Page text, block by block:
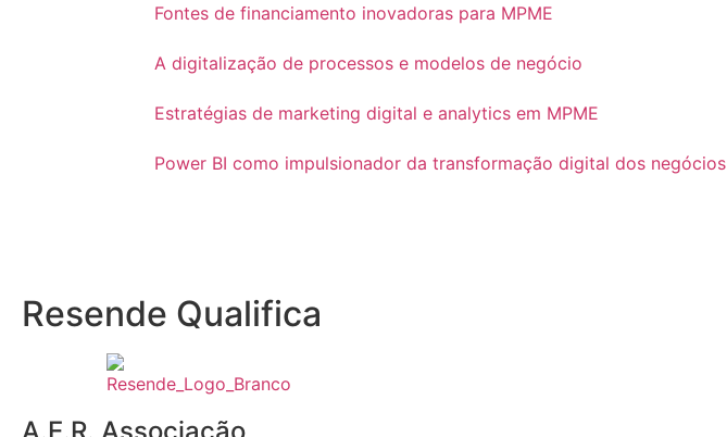
Fontes de financiamento inovadoras para MPME
A digitalização de processos e modelos de negócio
Estratégias de marketing digital e analytics em MPME
Power BI como impulsionador da transformação digital dos negócios
Resende Qualifica
A.E.R. Associação